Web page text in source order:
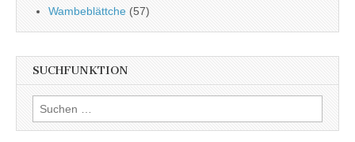
Wambeblättche (57)
SUCHFUNKTION
Suchen
nach: